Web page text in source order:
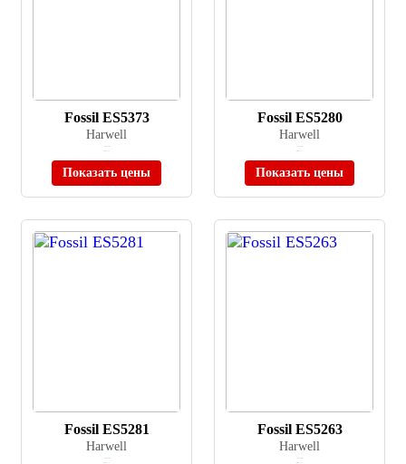
Fossil ES5373
Harwell
Показать цены
Fossil ES5280
Harwell
Показать цены
Fossil ES5281
Harwell
Fossil ES5263
Harwell